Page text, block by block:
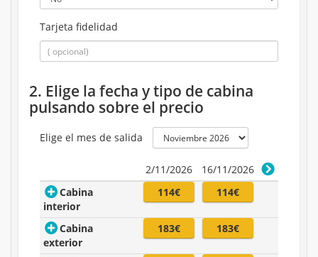
Tarjeta fidelidad
2. Elige la fecha y tipo de cabina
pulsando sobre el precio
Elige el mes de salida
2/11/2026
16/11/2026
Cabina
interior
114€ 114€
Cabina
exterior
183€ 183€